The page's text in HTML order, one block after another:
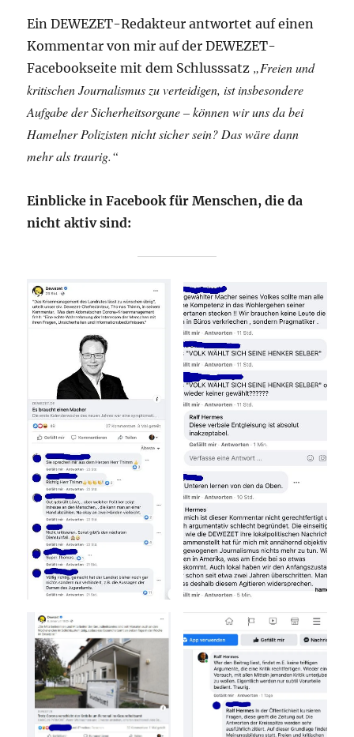
Ein DEWEZET-Redakteur antwortet auf einen
Kommentar von mir auf der DEWEZET-
Facebookseite mit dem Schlusssatz „Freien und
kritischen Journalismus zu verteidigen, ist insbesondere
Aufgabe der Sicherheitsorgane – können wir uns da bei
Hamelner Polizisten nicht sicher sein? Das wäre dann
mehr als traurig.“
Einblicke in Facebook für Menschen, die da
nicht aktiv sind: